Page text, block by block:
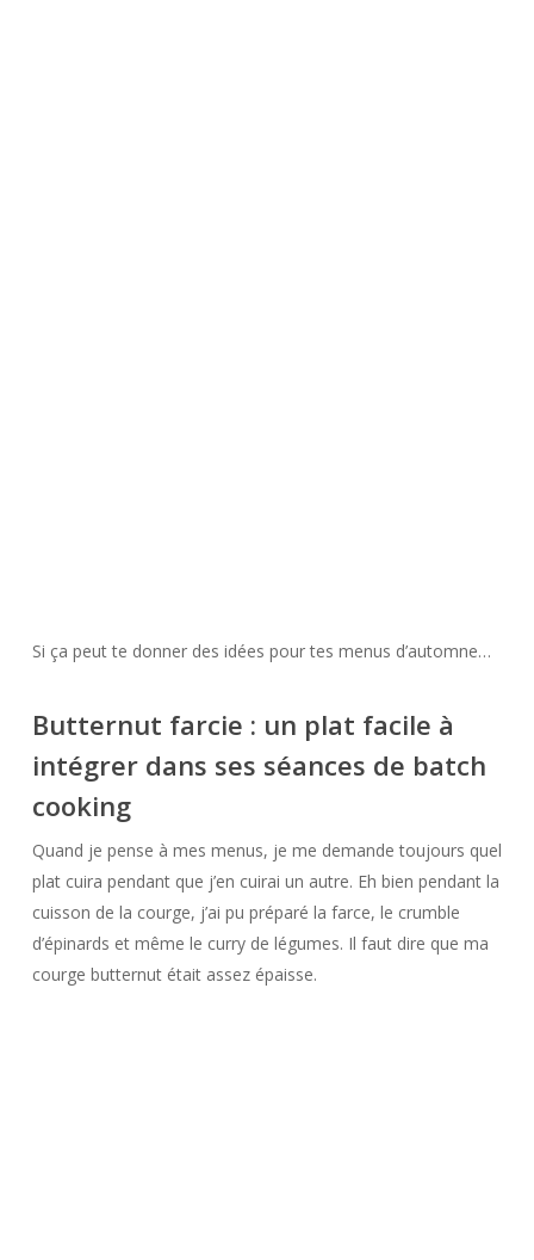
Si ça peut te donner des idées pour tes menus d’automne…
Butternut farcie : un plat facile à
intégrer dans ses séances de batch
cooking
Quand je pense à mes menus, je me demande toujours quel
plat cuira pendant que j’en cuirai un autre. Eh bien pendant la
cuisson de la courge, j’ai pu préparé la farce, le crumble
d’épinards et même le curry de légumes. Il faut dire que ma
courge butternut était assez épaisse.